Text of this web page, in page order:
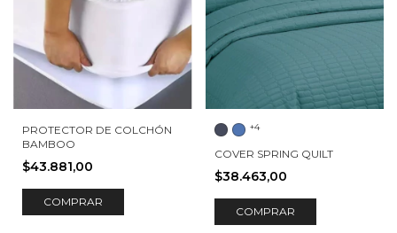
PROTECTOR DE COLCHÓN
BAMBOO
$43.881,00
COMPRAR
+4
COVER SPRING QUILT
$38.463,00
COMPRAR